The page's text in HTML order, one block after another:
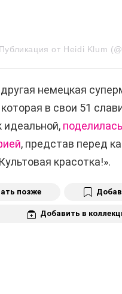
Публикация от Heidi Klum
немецкая
в свои 51
идеальной,
, представ перед
красотка!».
позже
Добавить в